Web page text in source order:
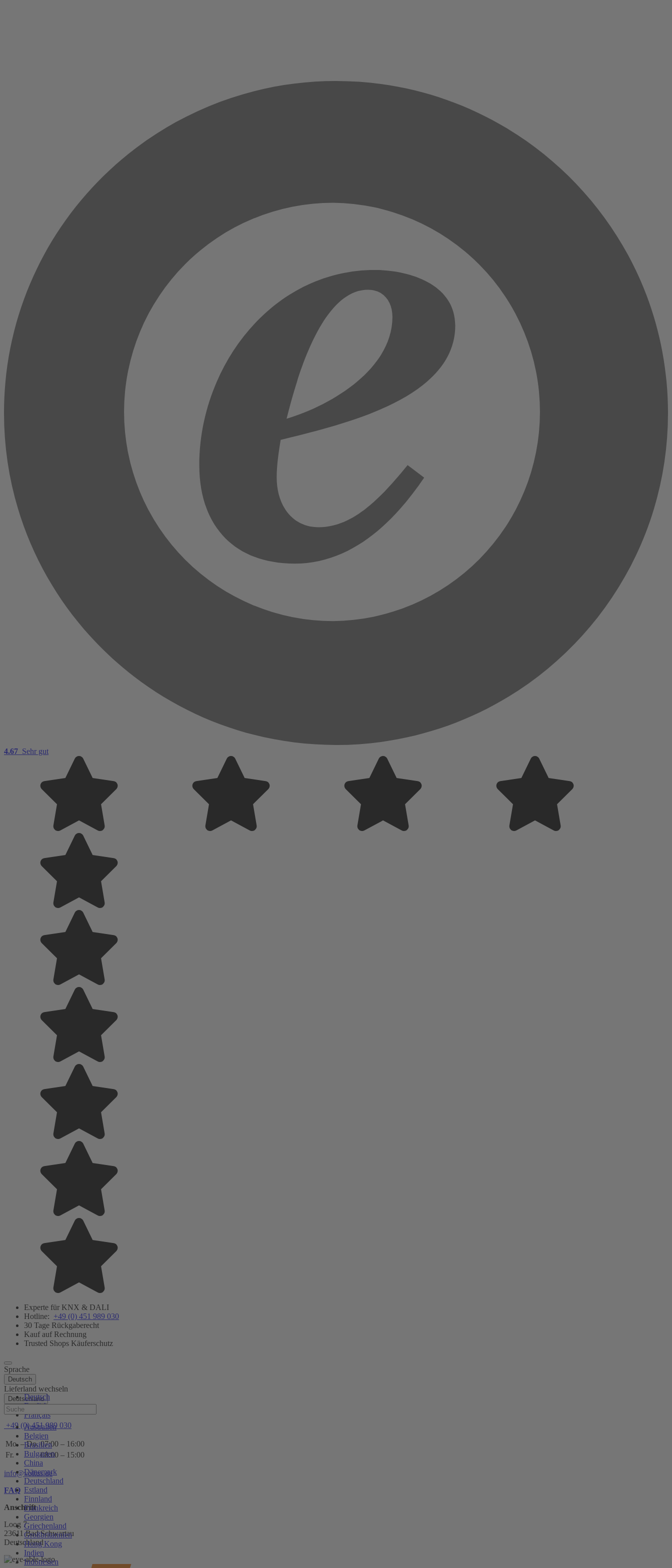
4.67 Sehr gut
Experte für KNX & DALI
Hotline: +49 (0) 451 989 030
30 Tage Rückgaberecht
Kauf auf Rechnung
Trusted Shops Käuferschutz
Sprache
Deutsch
Deutsch
English
Français
Lieferland wechseln
Deutschland
Australien
Belgien
Brasilien
Bulgarien
China
Dänemark
Deutschland
Estland
Finnland
Frankreich
Georgien
Griechenland
Großbritannien
Hong Kong
Indien
Indonesien
Hilfe
+49 (0) 451 989 030
Mo. – Do. 07:00 – 16:00
Fr.
08:00 – 15:00
info@voltus.de
FAQ
Anschrift
Loog 7
23611 Bad Schwartau
Deutschland